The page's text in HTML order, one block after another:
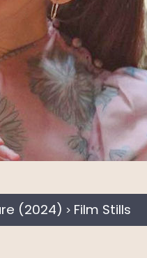
(2024) > Film Stills